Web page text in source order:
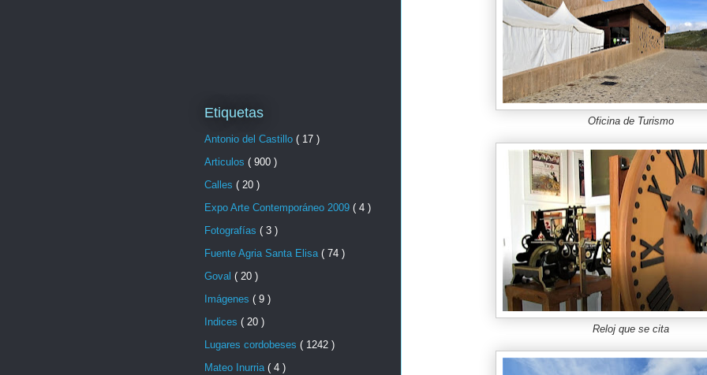
Oficina de Turismo
Reloj que se cita
Etiquetas
Antonio del Castillo ( 17 )
Articulos ( 900 )
Calles ( 20 )
Expo Arte Contemporáneo 2009 ( 4 )
Fotografías ( 3 )
Fuente Agria Santa Elisa ( 74 )
Goval ( 20 )
Imágenes ( 9 )
Indices ( 20 )
Lugares cordobeses ( 1242 )
Mateo Inurria ( 4 )